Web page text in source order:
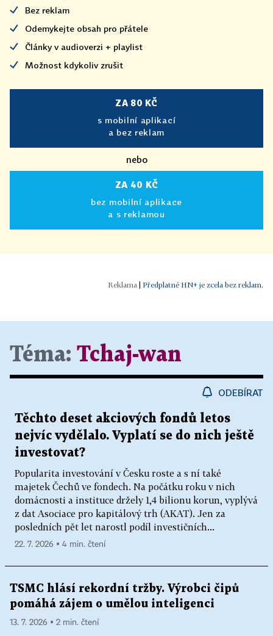
Bez reklam
Odemykejte obsah pro přátele
Články v audioverzi + playlist
Možnost kdykoliv zrušit
ZA 80 KČ
s mobilní aplikací
a bez reklam
nebo
ZA 40 KČ
bez mobilní aplikace
a s reklamou
Předplatné HN+ je zcela bez reklam.
Téma: Tchaj-wan
ODEBÍRAT
Těchto deset akciových fondů letos
nejvíc vydělalo. Vyplatí se do nich ještě
investovat?
Popularita investování v Česku roste a s ní také
majetek Čechů ve fondech. Na počátku roku v nich
domácnosti a instituce držely 1,4 bilionu korun, vyplývá
z dat Asociace pro kapitálový trh (AKAT). Jen za
posledních pět let narostl podíl investičních...
22. 7. 2026 ▪ 4 min. čtení
TSMC hlásí rekordní tržby. Výrobci čipů
pomáhá zájem o umělou inteligenci
13. 7. 2026 ▪ 2 min. čtení